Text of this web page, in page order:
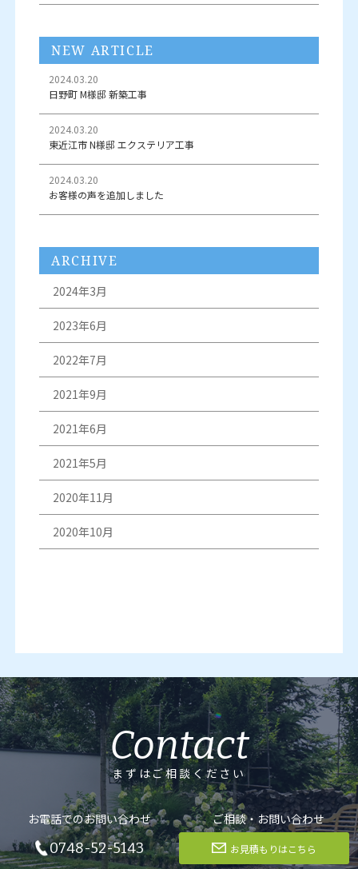
NEW ARTICLE
2024.03.20
日野町 M様邸 新築工事
2024.03.20
東近江市 N様邸 エクステリア工事
2024.03.20
お客様の声を追加しました
ARCHIVE
2024年3月
2023年6月
2022年7月
2021年9月
2021年6月
2021年5月
2020年11月
2020年10月
Contact
まずはご相談ください
お電話でのお問い合わせ
0748-52-5143
ご相談・お問い合わせ
お見積もりはこちら